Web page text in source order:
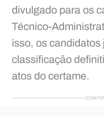
divulgado para os
Técnico-
isso, os candidatos
classificação
atos do certame.